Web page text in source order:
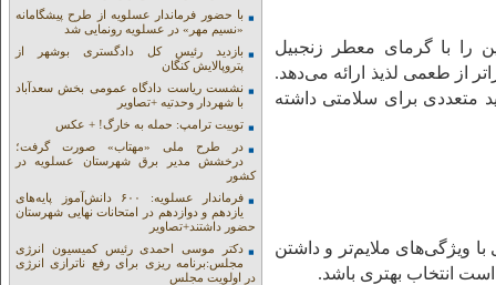
را با گرمای معطر زنجبیل
از طعمی لذیذ ارائه می‌دهد.
برای سلامتی داشته
ویژگی‌های ملایم‌تر و داشتن
انتخاب بهتری باشد.
با حضور فرماندار عسلویه از طرح پیشگامانه
«نسیم مهر» در عسلویه رونمایی شد
بازدید رئیس کل دادگستری بوشهر از
پتروپالایش کنگان
نشست ریاست دادگاه عمومی بخش سعدآباد
با شهردار وحدتیه +تصاویر
توییت ترامپ: حمله به خارگ! + عکس
در طرح ملی «مهتاب» صورت گرفت؛
درخشش مدیر برق شهرستان عسلویه در
کشور
فرماندار عسلویه: ۶۰۰ دانش‌آموز پایه‌های
یازدهم و دوازدهم در امتحانات نهایی شهرستان
حضور داشتند+تصاویر
دکتر موسی احمدی رئیس کمیسیون انرژی
مجلس:برنامه ریزی برای رفع ناترازی انرژی
در اولویت مجلس